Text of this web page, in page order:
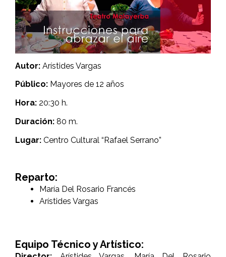
Autor: Arístides Vargas
Público: Mayores de 12 años
Hora: 20:30 h.
Duración: 80 m.
Lugar: Centro Cultural “Rafael Serrano”
Reparto:
María Del Rosario Francés
Arístides Vargas
Equipo Técnico y Artístico: